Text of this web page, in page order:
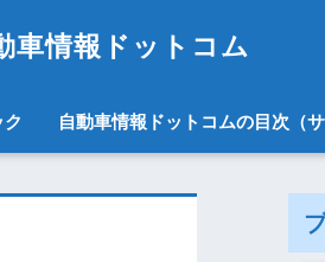
車情報ドットコム
自動車情報ドットコムの目次（サ